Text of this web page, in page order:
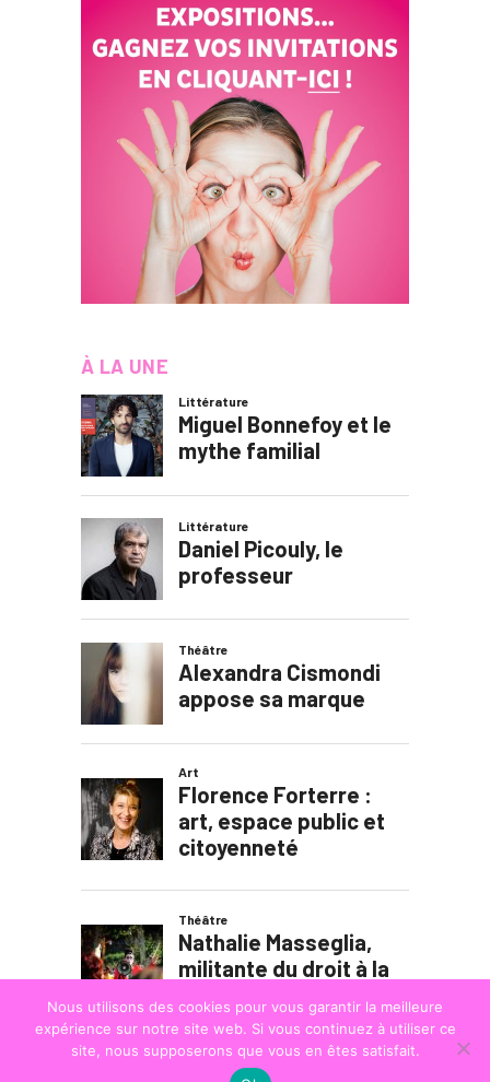
À LA UNE
Nous utilisons des cookies pour vous garantir la meilleure
expérience sur notre site web. Si vous continuez à utiliser ce
site, nous supposerons que vous en êtes satisfait.